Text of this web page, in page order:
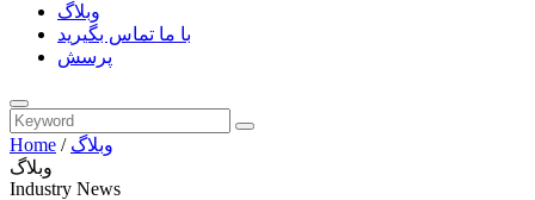
وبلاگ
با ما تماس بگیرید
پرسش
Home / وبلاگ
وبلاگ
Industry News